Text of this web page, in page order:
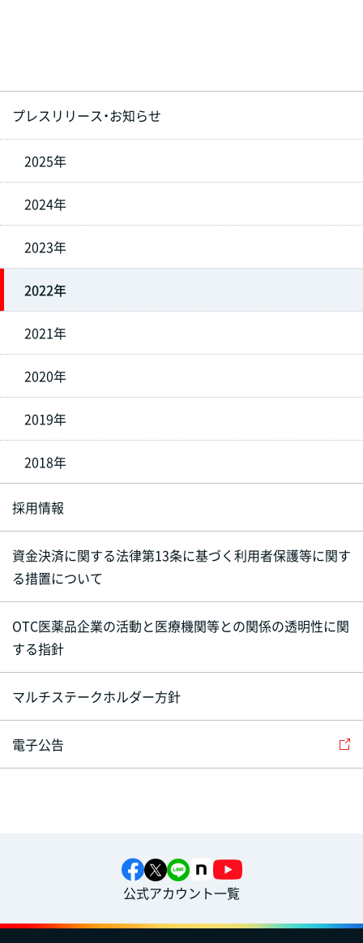
プレスリリース・お知らせ
2025年
2024年
2023年
2022年
2021年
2020年
2019年
2018年
採用情報
資金決済に関する法律第13条に基づく利用者保護等に関す
る措置について
OTC医薬品企業の活動と医療機関等との関係の透明性に関
する指針
マルチステークホルダー方針
電子公告
公式アカウント一覧